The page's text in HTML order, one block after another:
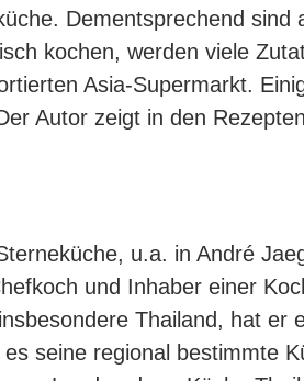
Dementsprechend sind
kochen, werden viele
Asia-Supermarkt.
Autor zeigt in den
u.a. in André
und Inhaber einer
Thailand, hat er
seine regional bestimmte